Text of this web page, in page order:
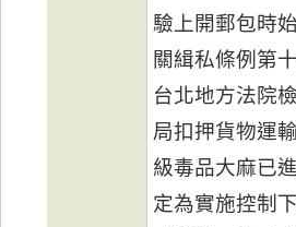
驗上開郵包時
關緝私條例第
台北地方法院
局扣押貨物運
級毒品大麻已
定為實施控制